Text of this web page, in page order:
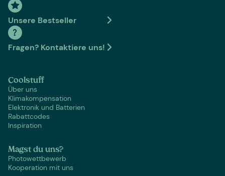
Unsere Bestseller
Fragen? Kontaktiere uns!
Coolstuff
Über uns
Klimakompensation
Elektronik und Batterien
Rabattcodes
Inspiration
Magst du uns?
Photowettbewerb
Kooperation mit uns